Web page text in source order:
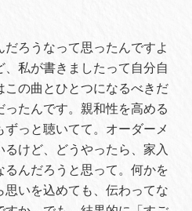
ろうなって思ったんですよ
私が書きましたって自分自
の曲とひとつになるべきだ
たんです。親和性を高める
っと聴いてて。オーダーメ
けど、どうやったら、家入
んだろうと思って。何かを
いを込めても、伝わってな